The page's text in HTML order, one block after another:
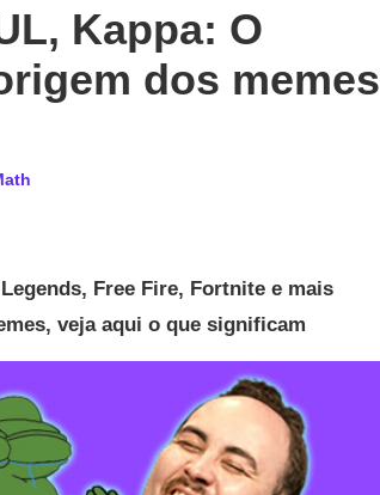
Kappa: O
dos memes
Free Fire, Fortnite e mais
veja aqui o que significam